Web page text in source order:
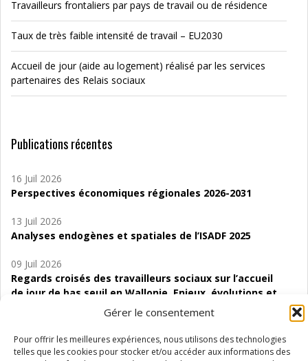
Gérer le consentement
Pour offrir les meilleures expériences, nous utilisons des technologies
telles que les cookies pour stocker et/ou accéder aux informations des
Travailleurs frontaliers par pays de travail ou de résidence
Taux de très faible intensité de travail – EU2030
Accueil de jour (aide au logement) réalisé par les services
partenaires des Relais sociaux
Publications récentes
16 Juil 2026
Perspectives économiques régionales 2026-2031
13 Juil 2026
Analyses endogènes et spatiales de l’ISADF 2025
09 Juil 2026
Regards croisés des travailleurs sociaux sur l’accueil
de jour de bas seuil en Wallonie. Enjeux, évolutions et
06 Juil 2026
Étude d’évaluabilité des Structures